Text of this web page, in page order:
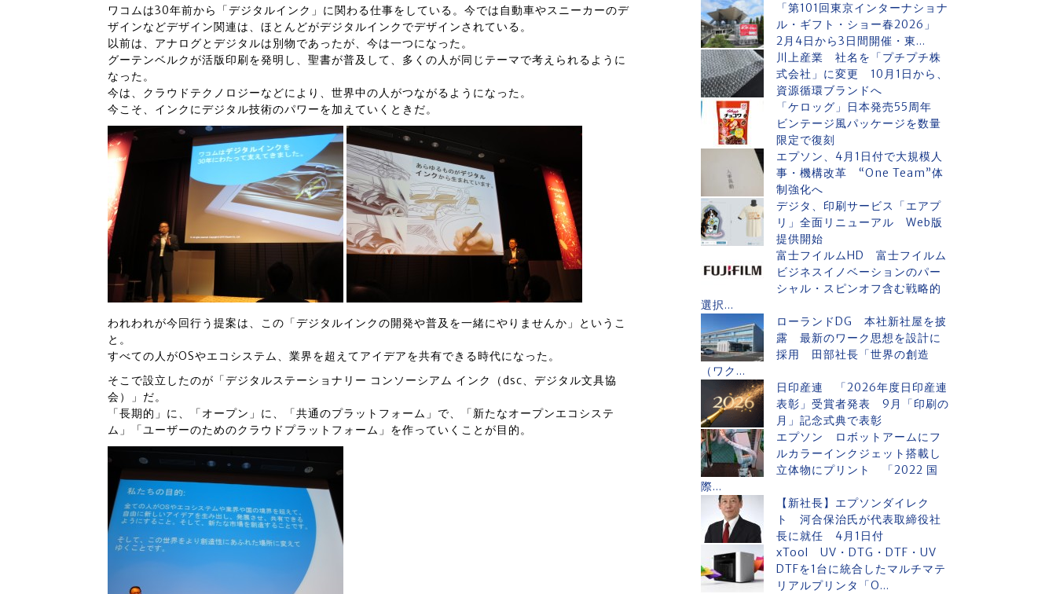
ワコムは30年前から「デジタルインク」に関わる仕事をしている。今では自動車やスニーカーのデ
ザインなどデザイン関連は、ほとんどがデジタルインクでデザインされている。
以前は、アナログとデジタルは別物であったが、今は一つになった。
グーテンベルクが活版印刷を発明し、聖書が普及して、多くの人が同じテーマで考えられるように
なった。
今は、クラウドテクノロジーなどにより、世界中の人がつながるようになった。
今こそ、インクにデジタル技術のパワーを加えていくときだ。
われわれが今回行う提案は、この「デジタルインクの開発や普及を一緒にやりませんか」というこ
と。
すべての人がOSやエコシステム、業界を超えてアイデアを共有できる時代になった。
そこで設立したのが「デジタルステーショナリー コンソーシアム インク（dsc、デジタル文具協
会）」だ。
「長期的」に、「オープン」に、「共通のプラットフォーム」で、「新たなオープンエコシステ
ム」「ユーザーのためのクラウドプラットフォーム」を作っていくことが目的。
「第101回東京インターナショナ
ル・ギフト・ショー春2026」
2月4日から3日間開催・東...
川上産業 社名を「プチプチ株
式会社」に変更 10月1日から、
資源循環ブランドへ
「ケロッグ」日本発売55周年
ビンテージ風パッケージを数量
限定で復刻
エプソン、4月1日付で大規模人
事・機構改革 “One Team”体
制強化へ
デジタ、印刷サービス「エアプ
リ」全面リニューアル Web版
提供開始
富士フイルムHD 富士フイルム
ビジネスイノベーションのパー
シャル・スピンオフ含む戦略的
選択...
ローランドDG 本社新社屋を披
露 最新のワーク思想を設計に
採用 田部社長「世界の創造
（ワク...
日印産連 「2026年度日印産連
表彰」受賞者発表 9月「印刷の
月」記念式典で表彰
エプソン ロボットアームにフ
ルカラーインクジェット搭載し
立体物にプリント 「2022 国
際...
【新社長】エプソンダイレク
ト 河合保治氏が代表取締役社
長に就任 4月1日付
xTool UV・DTG・DTF・UV
DTFを1台に統合したマルチマテ
リアルプリンタ「O...